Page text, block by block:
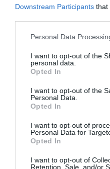
Downstream Participants that
Please note that this
not limited to your visit or
grant or deny consent to
use your data for below
consent section.
Personal Data
I want to opt-out of the
personal data.
Opted In
I want to opt-out of the
Personal Data.
Opted In
I want to opt-out of
Personal Data for
Opted In
I want to opt-out of
Retention, Sale, and/or
che lo Stato